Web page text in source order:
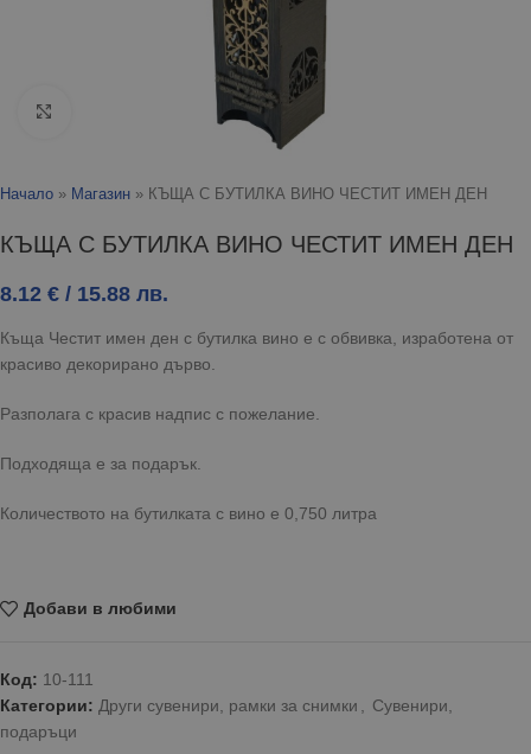
Начало » Магазин » КЪЩА С БУТИЛКА ВИНО ЧЕСТИТ ИМЕН ДЕН
КЪЩА С БУТИЛКА ВИНО ЧЕСТИТ ИМЕН ДЕН
8.12 € / 15.88 лв.
Къща Честит имен ден с бутилка вино е с обвивка, изработена от
красиво декорирано дърво.
Разполага с красив надпис с пожелание.
Подходяща е за подарък.
Количеството на бутилката с вино е 0,750 литра
Добави в любими
Код: 10-111
Категории: Други сувенири, рамки за снимки
Сувенири,
подаръци